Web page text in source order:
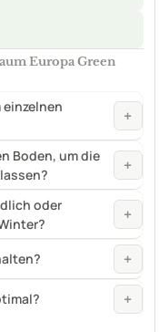
Europa Green
einzelnen
+
Boden, um die
+
oder
+
+
+